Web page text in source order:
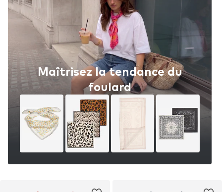
Maîtrisez la tendance du
foulard